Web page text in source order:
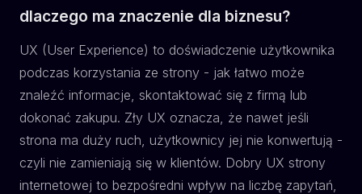
dlaczego ma znaczenie dla biznesu?
UX (User Experience) to doświadczenie użytkownika
podczas korzystania ze strony - jak łatwo może
znaleźć informacje, skontaktować się z firmą lub
dokonać zakupu. Zły UX oznacza, że nawet jeśli
strona ma duży ruch, użytkownicy jej nie konwertują -
czyli nie zamieniają się w klientów. Dobry UX strony
internetowej to bezpośredni wpływ na liczbę zapytań,